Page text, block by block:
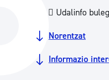
Hiria ezagutu
 Udalinfo
Norentzat
Informazio